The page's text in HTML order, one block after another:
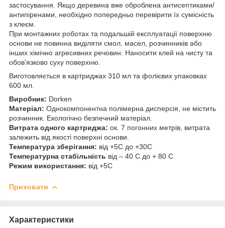
застосування. Якщо деревина вже оброблена антисептиками/
антипіренами, необхідно попередньо перевірити їх сумісність
з клеєм.
При монтажних роботах та подальшій експлуатації поверхню
основи не повинна виділяти смол, масел, розчинників або
інших хімічно агресивних речовин. Наносити клей на чисту та
обов'язково суху поверхню.
Виготовляється в картриджах 310 мл та фолієвих упаковках
600 мл.
Виробник: Dorken
Матеріал: Однокомпонентна полімерна дисперсія, не містить
розчинник. Екологічно безпечний матеріал.
Витрата одного картриджа: ок. 7 погонних метрів, витрата
залежить від якості поверхні основи.
Температура зберігання: від +5С до +30С
Температурна стабільність від – 40 С до + 80 С
Режим використання: від +5С
Приховати
Характеристики